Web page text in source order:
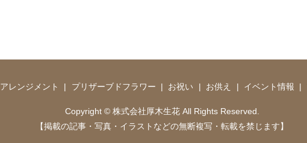
アレンジメント プリザーブドフラワー お祝い お供え イベント情報
Copyright © 株式会社厚木生花 All Rights Reserved.
【掲載の記事・写真・イラストなどの無断複写・転載を禁じます】